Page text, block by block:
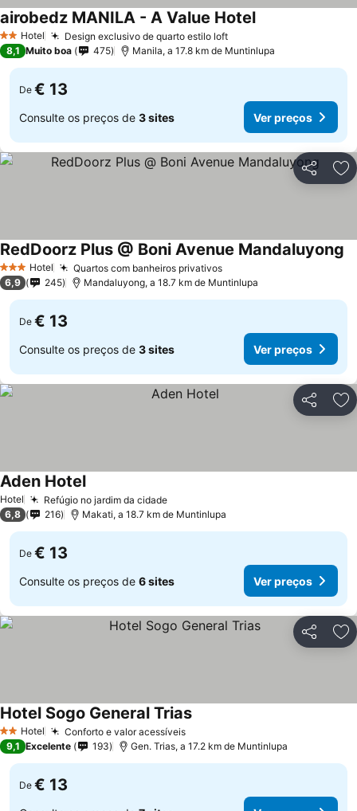
2 Estrelas
Hotel Design exclusivo de quarto estilo loft
airobedz MANILA - A Value Hotel
8,1 Muito boa 475 Manila, a 17.8 km de Muntinlupa
De € 13
Consulte os preços de 3 sites Ver preços
Partilhar
3 EstrelasHotel Quartos com banheiros privativos
RedDoorz Plus @ Boni Avenue Mandaluyong
6,9 245 Mandaluyong, a 18.7 km de Muntinlupa
De € 13
Consulte os preços de 3 sites Ver preços
Partilhar
Hotel Refúgio no jardim da cidade
Aden Hotel
6,8 216 Makati, a 18.7 km de Muntinlupa
De € 13
Consulte os preços de 6 sites Ver preços
Partilhar
2 Estrelas
Hotel Conforto e valor acessíveis
Hotel Sogo General Trias
9,1 Excelente 193 Gen. Trias, a 17.2 km de Muntinlupa
De € 13